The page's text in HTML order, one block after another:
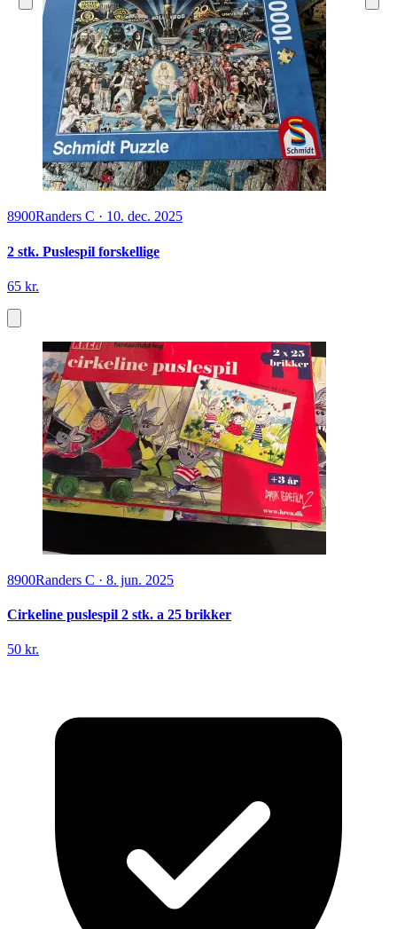
8900Randers C · 10. dec. 2025
2 stk. Puslespil forskellige
65 kr.
8900Randers C · 8. jun. 2025
Cirkeline puslespil 2 stk. a 25 brikker
50 kr.